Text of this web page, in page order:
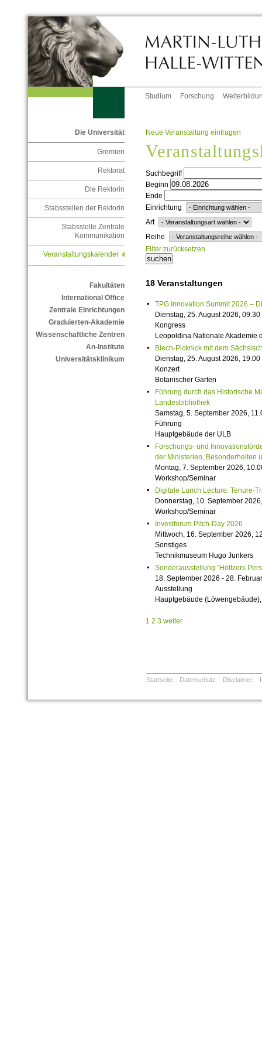
Studium Forschung
Die Universität
Gremien
Rektorat
Die Rektorin
Stabsstellen der Rektorin
Stabsstelle Zentrale
Kommunikation
Veranstaltungskalender
Fakultäten
International Office
Zentrale Einrichtungen
Graduierten-Akademie
Wissenschaftliche Zentren
An-Institute
Universitätsklinikum
Neue Veranstaltung eintragen
Suchbegriff
Beginn
Ende
Einrichtung
Art
Reihe
Filter zurücksetzen
18 Veranstaltungen
TPG Innovation Summit 2026 –
Dienstag, 25. August 2026,
Kongress
Leopoldina Nationale Akademie
Blech-Picknick mit dem
Dienstag, 25. August 2026,
Konzert
Botanischer Garten
Führung durch das Historische
Landesbibliothek
Samstag, 5. September 2026,
Führung
Hauptgebäude der ULB
Forschungs- und
der Ministerien, Besonderheiten
Montag, 7. September 2026,
Workshop/Seminar
Digitale Lunch Lecture: Tenure-
Donnerstag, 10. September
Workshop/Seminar
Investforum Pitch-Day 2026
Mittwoch, 16. September 2026,
Sonstiges
Technikmuseum Hugo Junkers
Sonderausstellung "Höltzers
18. September 2026 - 28.
Ausstellung
Hauptgebäude
1 2 3 weiter
Startseite Datenschutz Disclaimer